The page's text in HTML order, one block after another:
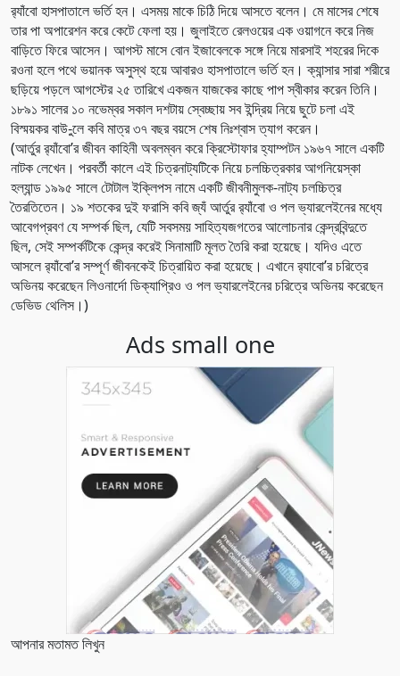
র‌্যাঁবো হাসপাতালে ভর্তি হন। এসময় মাকে চিঠি দিয়ে আসতে বলেন। মে মাসের শেষে
তার পা অপারেশন করে কেটে ফেলা হয়। জুলাইতে রেলওয়ের এক ওয়াগনে করে নিজ
বাড়িতে ফিরে আসেন। আগস্ট মাসে বোন ইজাবেলকে সঙ্গে নিয়ে মারসাই শহরের দিকে
রওনা হলে পথে ভয়ানক অসুস্থ হয়ে আবারও হাসপাতালে ভর্তি হন। ক্যান্সার সারা শরীরে
ছড়িয়ে পড়লে আগস্টের ২৫ তারিখে একজন যাজকের কাছে পাপ স্বীকার করেন তিনি।
১৮৯১ সালের ১০ নভেম্বর সকাল দশটায় স্বেচ্ছায় সব ইন্দ্রিয় নিয়ে ছুটে চলা এই
বিস্ময়কর বাউ-ুলে কবি মাত্র ৩৭ বছর বয়সে শেষ নিঃশ্বাস ত্যাগ করেন।
(আর্তুর র‌্যাঁবো’র জীবন কাহিনী অবলম্বন করে ক্রিস্টোফার হ্যাম্পটন ১৯৬৭ সালে একটি
নাটক লেখেন। পরবর্তী কালে এই চিত্রনাট্যটিকে নিয়ে চলচ্চিত্রকার আগনিয়েস্কা
হল্যান্ড ১৯৯৫ সালে টোটাল ইক্লিপস নামে একটি জীবনীমুলক-নাট্য চলচ্চিত্র
তৈরতিতেন। ১৯ শতকের দুই ফরাসি কবি জ্যঁ আর্তুর র‌্যাঁবো ও পল ভ্যারলেইনের মধ্যে
আবেগপ্রবণ যে সম্পর্ক ছিল, যেটি সবসময় সাহিত্যজগতের আলোচনার কেন্দ্রবিন্দুতে
ছিল, সেই সম্পর্কটিকে কেন্দ্র করেই সিনামাটি মূলত তৈরি করা হয়েছে। যদিও এতে
আসলে র‌্যাঁবো’র সম্পূর্ণ জীবনকেই চিত্রায়িত করা হয়েছে। এখানে র‌্যাবো’র চরিত্রে
অভিনয় করেছেন লিওনার্দো ডিক্যাপ্রিও ও পল ভ্যারলেইনের চরিত্রে অভিনয় করেছেন
ডেভিড থেলিস।)
Ads small one
আপনার মতামত লিখুন